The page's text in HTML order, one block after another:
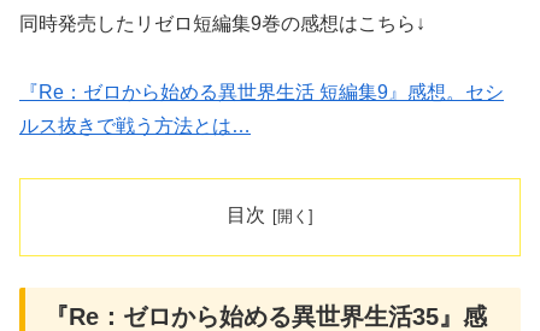
同時発売したリゼロ短編集9巻の感想はこちら↓
『Re：ゼロから始める異世界生活 短編集9』感想。セシ
ルス抜きで戦う方法とは…
目次
『Re：ゼロから始める異世界生活35』感